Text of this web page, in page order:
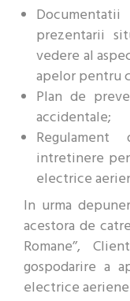
prezentarii
vedere al
apelor pentru
Plan de
accidentale;
intretinere
electrice
In urma
acestora de
Romane’’,
gospodarire a
electrice